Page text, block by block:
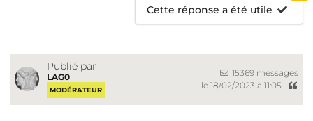
Cette réponse a été utile
Publié par
LAG0
MODÉRATEUR
15369 messages
le 18/02/2023 à 11:05